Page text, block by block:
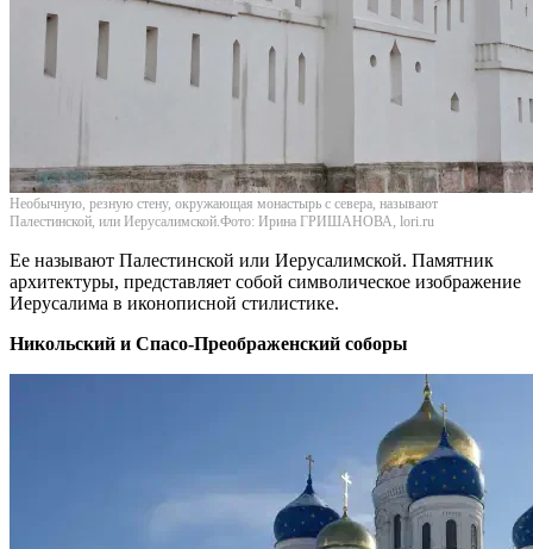
Необычную, резную стену, окружающая монастырь с севера, называют
Палестинской, или Иерусалимской.Фото: Ирина ГРИШАНОВА, lori.ru
Ее называют Палестинской или Иерусалимской. Памятник
архитектуры, представляет собой символическое изображение
Иерусалима в иконописной стилистике.
Никольский и Спасо-Преображенский соборы